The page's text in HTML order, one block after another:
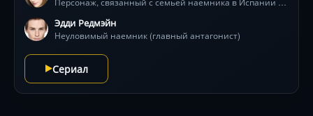
Виртуозные перевоплощения, высокотехнологичные
убийства и двойные игры в верхах MI6 ведут к
финальной схватке, где цена промаха — крах
Эдди Редмэйн
Неуловимый наемник (главный антагонист)
Сериал